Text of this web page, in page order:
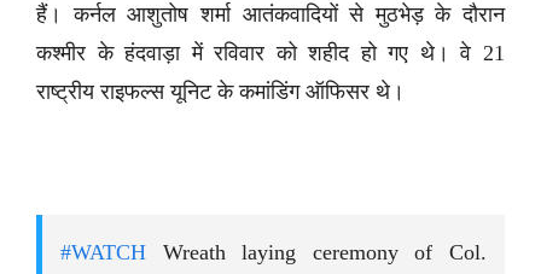
हैं। कर्नल आशुतोष शर्मा आतंकवादियों से मुठभेड़ के दौरान
कश्मीर के हंदवाड़ा में रविवार को शहीद हो गए थे। वे 21
राष्ट्रीय राइफल्स यूनिट के कमांडिंग ऑफिसर थे।
#WATCH Wreath laying ceremony of Col.